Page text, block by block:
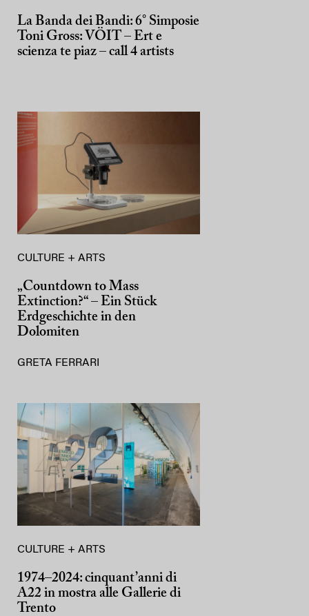
La Banda dei Bandi: 6° Simposie
Toni Gross: VÖIT – Ert e
scienza te piaz – call 4 artists
CULTURE + ARTS
„Countdown to Mass
Extinction?“ – Ein Stück
Erdgeschichte in den
Dolomiten
GRETA FERRARI
CULTURE + ARTS
1974–2024: cinquant’anni di
A22 in mostra alle Gallerie di
Trento